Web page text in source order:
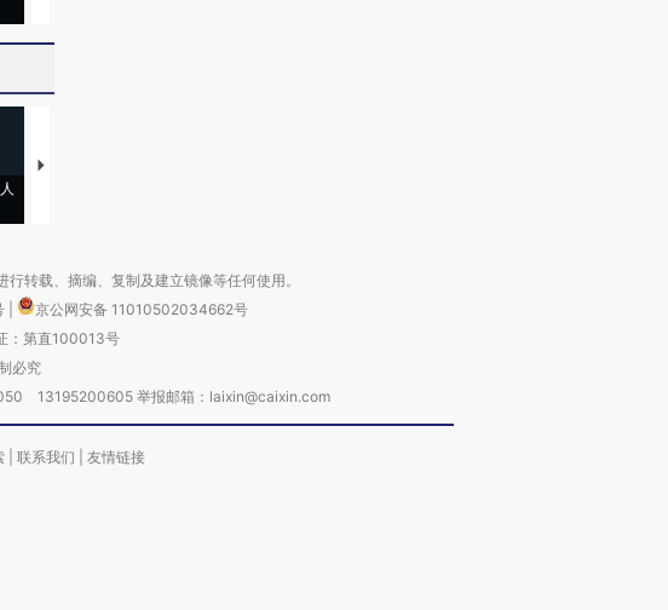
【推广】走进第四届链博
转载、摘编、复制及建立镜像等任何使用。
京公网安备 11010502034662号
：第直100013号
必究
13195200605 举报邮箱：laixin@caixin.com
联系我们 友情链接